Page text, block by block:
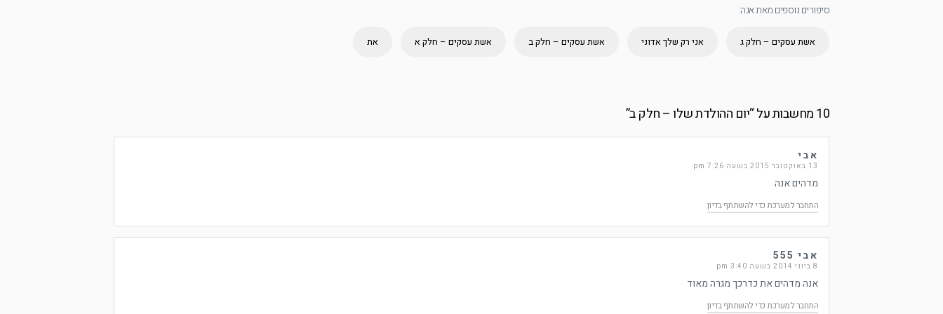
סיפורים נוספים מאת אנה:
אשת עסקים – חלק ג אני רק שלך אדוני אשת עסקים – חלק ב אשת עסקים – חלק א את
10 מחשבות על “ יום ההולדת שלו – חלק ב”
אבי
13 באוקטובר 2015 בשעה 7:26 pm
מדהים אנה
התחבר למערכת כדי להשתתף בדיון
אבי 555
8 ביוני 2014 בשעה 3:40 pm
אנה מדהים את כדרכך מגרה מאוד
התחבר למערכת כדי להשתתף בדיון